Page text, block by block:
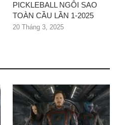
PICKLEBALL NGÔI SAO
TOÀN CẦU LẦN 1-2025
20 Tháng 3, 2025